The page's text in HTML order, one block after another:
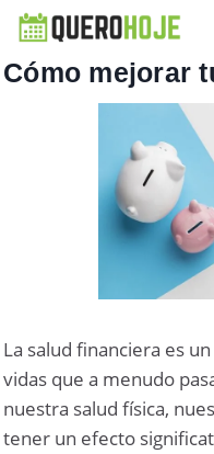
Cómo mejorar
La salud financiera es
vidas que a menudo
nuestra salud física,
tener un efecto